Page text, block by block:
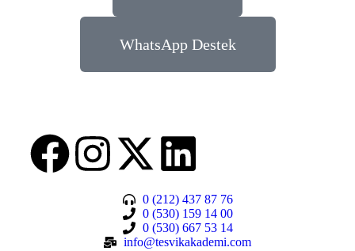
WhatsApp Destek
0 (212) 437 87 76
0 (530) 159 14 00
0 (530) 667 53 14
info@tesvikakademi.com